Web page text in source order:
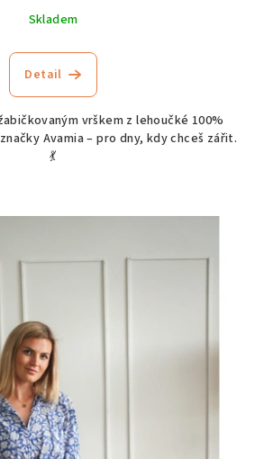
Skladem
Detail
vrškem z lehoučké 100%
Avamia – pro dny, kdy chceš zářit.
💃